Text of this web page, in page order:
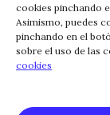
cookies pinchando
Asimismo, puedes
pinchando en el
sobre el uso de las
cookies